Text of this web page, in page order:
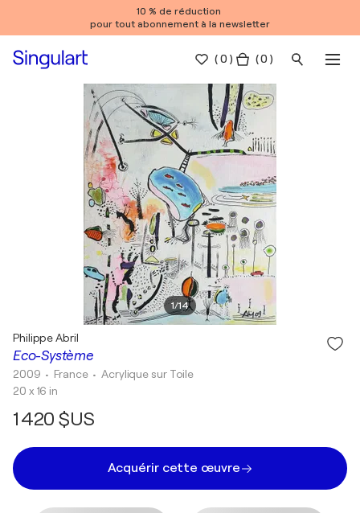
10 % de réduction
pour tout abonnement à la newsletter
(0 ) ( 0 )
1/14
Eco-Système
Philippe Abril
2009 • France •Acrylique sur Toile
20 x 16 in
1 420 $US
Acquérir cette œuvre